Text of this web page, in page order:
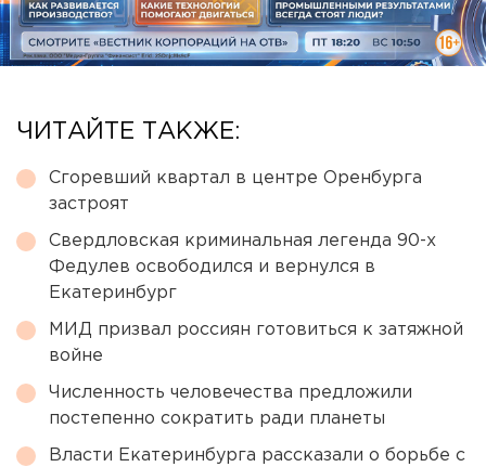
ЧИТАЙТЕ ТАКЖЕ:
Сгоревший квартал в центре Оренбурга
застроят
Свердловская криминальная легенда 90-х
Федулев освободился и вернулся в
Екатеринбург
МИД призвал россиян готовиться к затяжной
войне
Численность человечества предложили
постепенно сократить ради планеты
Власти Екатеринбурга рассказали о борьбе с